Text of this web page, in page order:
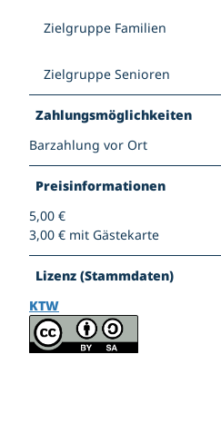
Zielgruppe Familien
Zielgruppe Senioren
Zahlungsmöglichkeiten
Barzahlung vor Ort
Preisinformationen
5,00 €
3,00 € mit Gästekarte
Lizenz (Stammdaten)
KTW